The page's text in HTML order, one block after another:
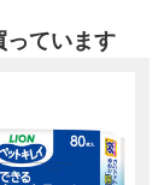
っています